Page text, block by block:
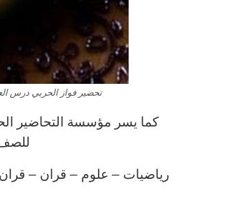
تحضير فواز الحربي درس
كما يسر مؤسسة التحاضير
للصف
رياضيات – علوم – قران – قران